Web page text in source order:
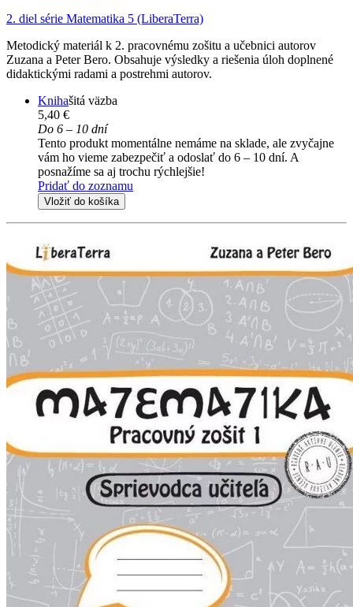
2. diel série Matematika 5 (LiberaTerra)
Metodický materiál k 2. pracovnému zošitu a učebnici autorov
Zuzana a Peter Bero. Obsahuje výsledky a riešenia úloh doplnené
didaktickými radami a postrehmi autorov.
Knihašitá väzba
5,40 €
Do 6 – 10 dní
Tento produkt momentálne nemáme na sklade, ale zvyčajne
vám ho vieme zabezpečiť a odoslať do 6 – 10 dní. A
posnažíme sa aj trochu rýchlejšie!
Pridať do zoznamu
Vložiť do košíka